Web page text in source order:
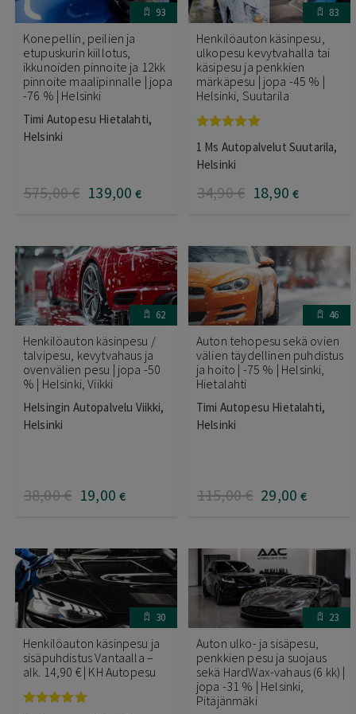
93
Konepellin, peilien ja
etupuskurin kiillotus,
ikkunoiden pinnoite ja 12kk
pinnoite maalipinnalle | jopa
-76 % | Helsinki
Timi Autopesu Hietalahti,
Helsinki
575,00€ 139,00 €
83
Henkilöauton käsinpesu,
ulkopesu kevytvahalla tai
käsipesu ja penkkien
märkäpesu | jopa -45 % |
Helsinki, Suutarila
tuotteesta:
5.00/ 5
1 Ms Autopalvelut Suutarila,
Helsinki
34,90€ 18,90 €
62
Henkilöauton käsinpesu /
talvipesu, kevytvahaus ja
ovenvälien pesu | jopa -50
% | Helsinki, Viikki
Helsingin Autopalvelu Viikki,
Helsinki
38,00€ 19,00 €
46
Auton tehopesu sekä ovien
välien täydellinen puhdistus
ja hoito | -75 % | Helsinki,
Hietalahti
Timi Autopesu Hietalahti,
Helsinki
115,00€ 29,00 €
30
Henkilöauton käsinpesu ja
sisäpuhdistus Vantaalla –
alk. 14,90 € | KH Autopesu
23
Auton ulko- ja sisäpesu,
penkkien pesu ja suojaus
sekä HardWax-vahaus (6 kk) |
jopa -31 % | Helsinki,
Pitäjänmäki